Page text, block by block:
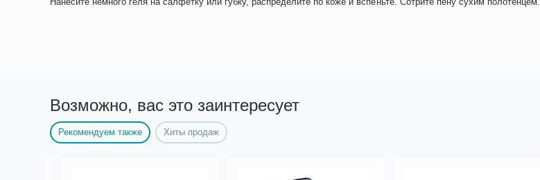
Возможно, вас это заинтересует
Рекомендуем также Хиты продаж